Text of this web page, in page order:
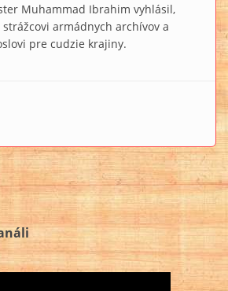
Muhammad Ibrahim vyhlásil,
armádnych archívov a
pre cudzie krajiny.